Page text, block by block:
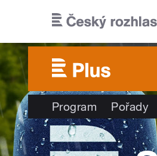
Program Pořady